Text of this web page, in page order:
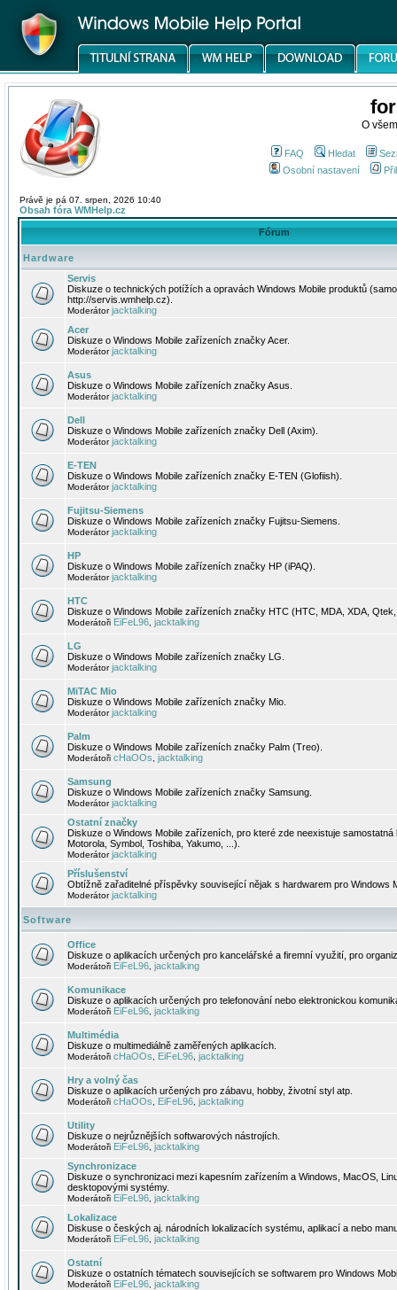
O
FAQ Hledat
Osobní nastavení
Právě je pá 07. srpen, 2026 10:40
Obsah fóra WMHelp.cz
Fórum
Hardware
Servis
Diskuze o technických potížích a opravách Windows Mobile produktů
http://servis.wmhelp.cz).
Moderátorjacktalking
Acer
Diskuze o Windows Mobile zařízeních značky Acer.
Moderátorjacktalking
Asus
Diskuze o Windows Mobile zařízeních značky Asus.
Moderátorjacktalking
Dell
Diskuze o Windows Mobile zařízeních značky Dell (Axim).
Moderátorjacktalking
E-TEN
Diskuze o Windows Mobile zařízeních značky E-TEN (Glofiish).
Moderátorjacktalking
Fujitsu-Siemens
Diskuze o Windows Mobile zařízeních značky Fujitsu-Siemens.
Moderátorjacktalking
HP
Diskuze o Windows Mobile zařízeních značky HP (iPAQ).
Moderátorjacktalking
HTC
Diskuze o Windows Mobile zařízeních značky HTC (HTC, MDA, XDA,
Moderátoři EiFeL96 jacktalking
LG
Diskuze o Windows Mobile zařízeních značky LG.
Moderátorjacktalking
MiTAC Mio
Diskuze o Windows Mobile zařízeních značky Mio.
Moderátorjacktalking
Palm
Diskuze o Windows Mobile zařízeních značky Palm (Treo).
Moderátoři cHaOOs jacktalking
Samsung
Diskuze o Windows Mobile zařízeních značky Samsung.
Moderátorjacktalking
Ostatní značky
Diskuze o Windows Mobile zařízeních, pro které zde neexistuje
Motorola, Symbol, Toshiba, Yakumo, ...).
Moderátorjacktalking
Příslušenství
Obtížně zařaditelné příspěvky související nějak s hardwarem pro Windows
Moderátorjacktalking
Software
Office
Diskuze o aplikacích určených pro kancelářské a firemní využití, pro
Moderátoři EiFeL96 jacktalking
Komunikace
Diskuze o aplikacích určených pro telefonování nebo elektronickou
Moderátoři EiFeL96 jacktalking
Multimédia
Diskuze o multimediálně zaměřených aplikacích.
Moderátoři cHaOOs EiFeL96 jacktalking
Hry a volný čas
Diskuze o aplikacích určených pro zábavu, hobby, životní styl atp.
Moderátoři cHaOOs EiFeL96 jacktalking
Utility
Diskuze o nejrůznějších softwarových nástrojích.
Moderátoři EiFeL96 jacktalking
Synchronizace
Diskuze o synchronizaci mezi kapesním zařízením a Windows, MacOS,
desktopovými systémy.
Moderátoři EiFeL96 jacktalking
Lokalizace
Diskuse o českých aj. národních lokalizacích systému, aplikací a nebo
Moderátoři EiFeL96 jacktalking
Ostatní
Diskuze o ostatních tématech souvisejících se softwarem pro Windows
Moderátoři EiFeL96 jacktalking